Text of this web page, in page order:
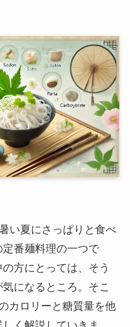
い夏にさっぱりと食べ
番麺料理の一つで
方にとっては、そう
になるところ。そこ
カロリーと糖質量を他